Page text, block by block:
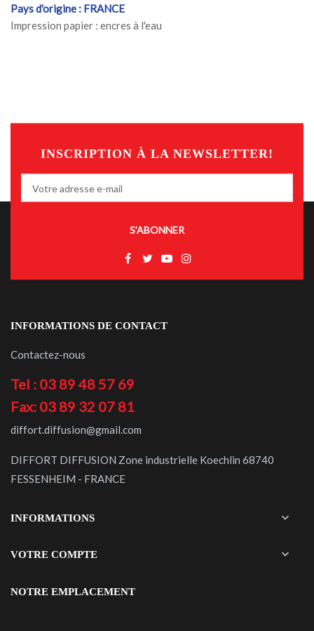
Pays d'origine : FRANCE
Impression papier : encres à l'eau
INSCRIPTION À LA NEWSLETTER!
S’ABONNER
INFORMATIONS DE CONTACT
Contactez-nous
Tel : 03 89 48 57 69
Fax: 03 89 32 07 81
diffort.diffusion@gmail.com
DIFFORT DIFFUSION Zone industrielle Koechlin 68740
FESSENHEIM - FRANCE
INFORMATIONS 
VOTRE COMPTE 
NOTRE EMPLACEMENT